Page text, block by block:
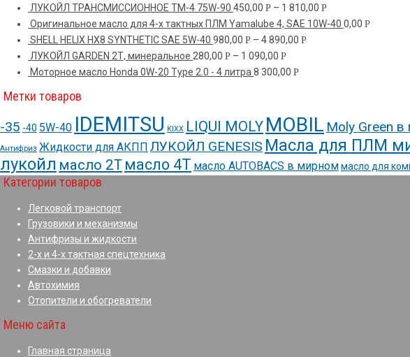
ЛУКОЙЛ ТРАНСМИССИОННОЕ ТМ-4 75W-90 450,00 Р – 1 810,00 Р
Оригинальное масло для 4-х тактных ПЛМ Yamalube 4, SAE 10W-40 0,00 Р
SHELL HELIX HX8 SYNTHETIC SAE 5W-40 980,00 Р – 4 890,00 Р
ЛУКОЙЛ GARDEN 2Т, минеральное 280,00 Р – 1 090,00 Р
Моторное масло Honda 0W-20 Type 2.0 - 4 литра 8 300,00 Р
Метки товаров
-35 -40 5W-40 IDEMITSU KIXX LIQUI MOLY MOBIL Moly Green
Антифриз Жидкости для АКПП ЛУКОЙЛ GENESIS Масла для ПЛМ
лукойл масло 2Т масло 4Т масло AUTOBACS в мирноммасло для
Категории товаров
Легковой транспорт
Грузовики и механизмы
Антифризы и жидкости
2-х и 4-х тактная спецтехника
Смазки и добавки
Автохимия
Отопители и обогреватели
Меню сайта
Главная страница